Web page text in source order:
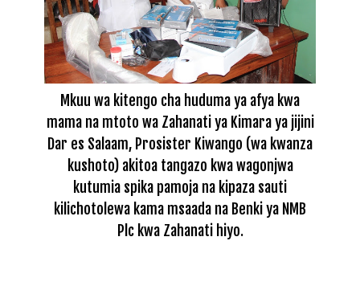
Mkuu wa kitengo cha huduma ya afya kwa
mama na mtoto wa Zahanati ya Kimara ya jijini
Dar es Salaam, Prosister Kiwango (wa kwanza
kushoto) akitoa tangazo kwa wagonjwa
kutumia spika pamoja na kipaza sauti
kilichotolewa kama msaada na Benki ya NMB
Plc kwa Zahanati hiyo.